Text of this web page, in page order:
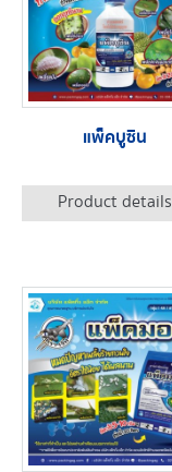
แพ็คบูซิน
Product details